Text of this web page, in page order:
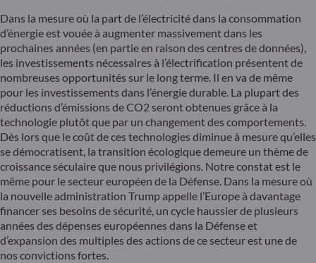
Dans la mesure où la part de l’électricité dans la consommation
d’énergie est vouée à augmenter massivement dans les
prochaines années (en partie en raison des centres de données),
les investissements nécessaires à l’électrification présentent de
nombreuses opportunités sur le long terme. Il en va de même
pour les investissements dans l’énergie durable. La plupart des
réductions d’émissions de CO2 seront obtenues grâce à la
technologie plutôt que par un changement des comportements.
Dès lors que le coût de ces technologies diminue à mesure qu’elles
se démocratisent, la transition écologique demeure un thème de
croissance séculaire que nous privilégions. Notre constat est le
même pour le secteur européen de la Défense. Dans la mesure où
la nouvelle administration Trump appelle l’Europe à davantage
financer ses besoins de sécurité, un cycle haussier de plusieurs
années des dépenses européennes dans la Défense et
d’expansion des multiples des actions de ce secteur est une de
nos convictions fortes.